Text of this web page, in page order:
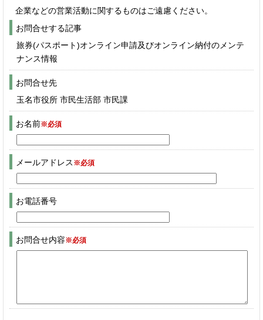
企業などの営業活動に関するものはご遠慮ください。
お問合せする記事
旅券(パスポート)オンライン申請及びオンライン納付のメンテ
ナンス情報
お問合せ先
玉名市役所 市民生活部 市民課
お名前※必須
メールアドレス ※必須
お電話番号
お問合せ内容※必須